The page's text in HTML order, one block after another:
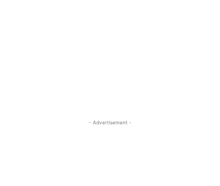
- Advertisement -